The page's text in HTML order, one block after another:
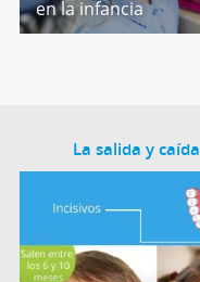
en la infancia
La salida y